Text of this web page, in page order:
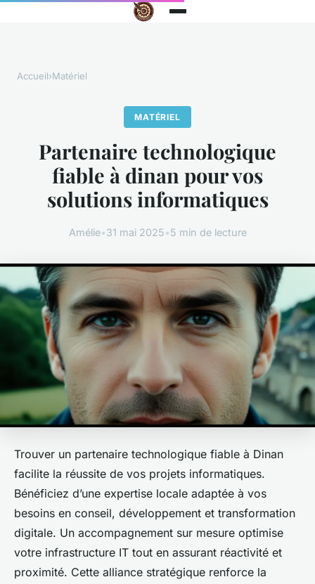
Accueil›Matériel
MATÉRIEL
Partenaire technologique
fiable à dinan pour vos
solutions informatiques
Amélie•31 mai 2025•5 min de lecture
Trouver un partenaire technologique fiable à Dinan
facilite la réussite de vos projets informatiques.
Bénéficiez d’une expertise locale adaptée à vos
besoins en conseil, développement et transformation
digitale. Un accompagnement sur mesure optimise
votre infrastructure IT tout en assurant réactivité et
proximité. Cette alliance stratégique renforce la